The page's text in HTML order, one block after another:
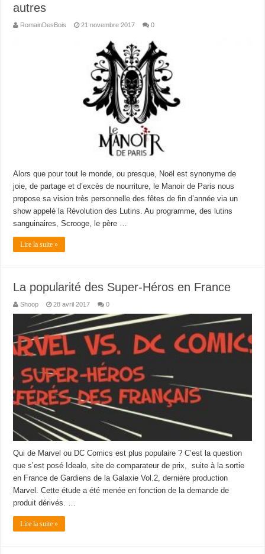
autres
RomainDesBois 21 novembre 2017 0
Alors que pour tout le monde, ou presque, Noël est synonyme de
joie, de partage et d’excès de nourriture, le Manoir de Paris nous
propose sa vision très personnelle des fêtes de fin d’année via un
show appelé la Révolution des Lutins. Au programme, des lutins
sanguinaires, Scrooge, le père …
Lire la suite »
La popularité des Super-Héros en France
Shoop 28 avril 2017 0
Qui de Marvel ou DC Comics est plus populaire ? C’est la question
que s’est posé Idealo, site de comparateur de prix, suite à la sortie
en France de Gardiens de la Galaxie Vol.2, dernière production
Marvel. Cette étude a été menée en fonction de la demande de
produit dérivés. …
Lire la suite »